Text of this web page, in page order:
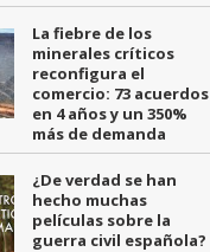
La fiebre de los
minerales críticos
reconfigura el
comercio: 73 acuerdos
en 4 años y un 350%
más de demanda
¿De verdad se han
hecho muchas
películas sobre la
guerra civil española?